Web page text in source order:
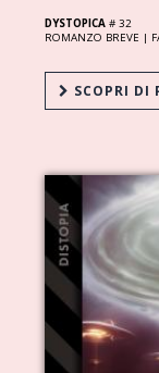
DYSTOPICA # 32
ROMANZO BREVE |
SCOPRI DI